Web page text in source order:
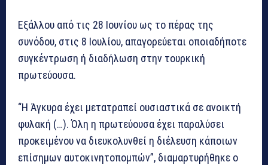
Εξάλλου από τις 28 Ιουνίου ως το πέρας της
συνόδου, στις 8 Ιουλίου, απαγορεύεται οποιαδήποτε
συγκέντρωση ή διαδήλωση στην τουρκική
πρωτεύουσα.
“Η Άγκυρα έχει μετατραπεί ουσιαστικά σε ανοικτή
φυλακή (…). Όλη η πρωτεύουσα έχει παραλύσει
προκειμένου να διευκολυνθεί η διέλευση κάποιων
επίσημων αυτοκινητοπομπών”, διαμαρτυρήθηκε ο